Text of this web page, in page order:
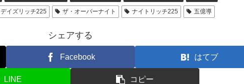
デイズリッチ225 ザ・オーバーナイト ナイトリッチ225 五億導
シェアする
Facebook はてブ
LINE コピー